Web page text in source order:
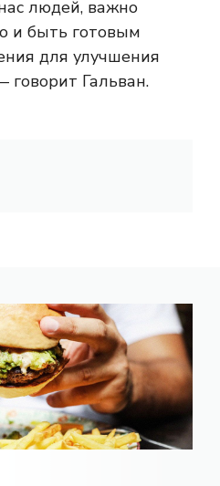
людей, важно
и быть готовым
для улучшения
Гальван.